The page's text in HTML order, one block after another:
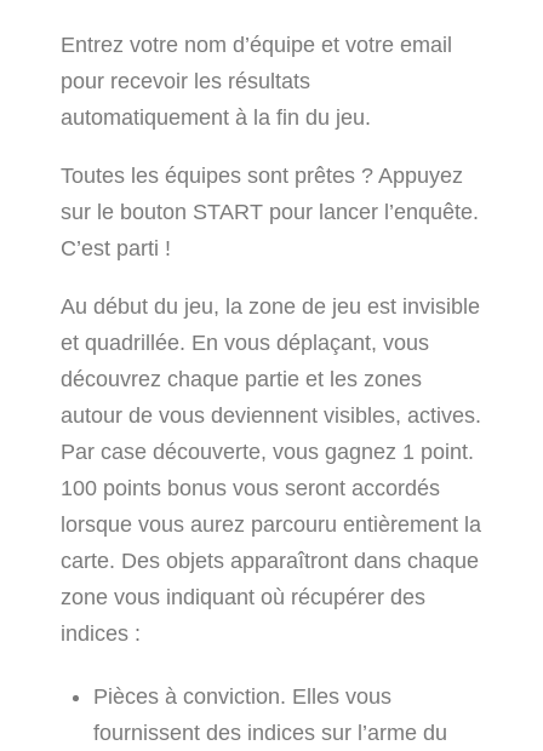
Entrez votre nom d’équipe et votre email
pour recevoir les résultats
automatiquement à la fin du jeu.
Toutes les équipes sont prêtes ? Appuyez
sur le bouton START pour lancer l’enquête.
C’est parti !
Au début du jeu, la zone de jeu est invisible
et quadrillée. En vous déplaçant, vous
découvrez chaque partie et les zones
autour de vous deviennent visibles, actives.
Par case découverte, vous gagnez 1 point.
100 points bonus vous seront accordés
lorsque vous aurez parcouru entièrement la
carte. Des objets apparaîtront dans chaque
zone vous indiquant où récupérer des
indices :
Pièces à conviction. Elles vous
fournissent des indices sur l’arme du